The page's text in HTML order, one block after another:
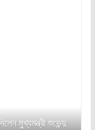
মুখ্যমন্ত্রী শুভেন্দু